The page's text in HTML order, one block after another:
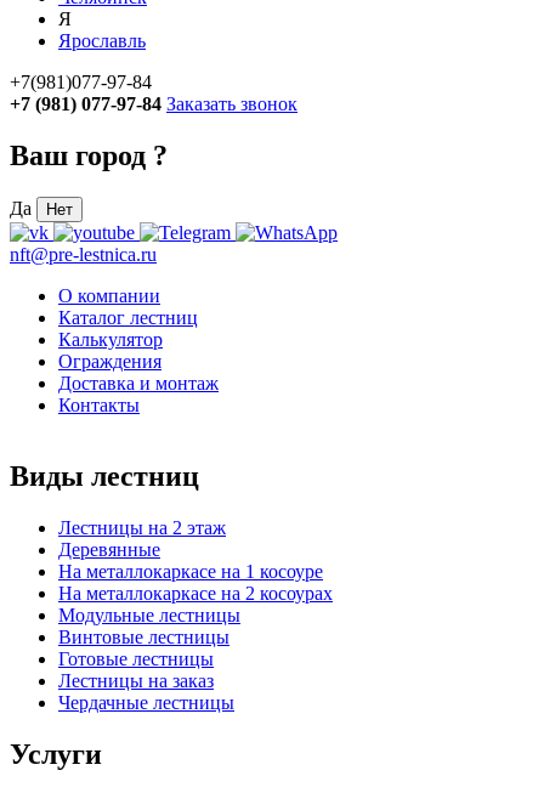
Я
Ярославль
+7(981)077-97-84
+7 (981) 077-97-84 Заказать звонок
Ваш город ?
Да Нет
nft@pre-lestnica.ru
О компании
Каталог лестниц
Калькулятор
Ограждения
Доставка и монтаж
Контакты
Виды лестниц
Лестницы на 2 этаж
Деревянные
На металлокаркасе на 1 косоуре
На металлокаркасе на 2 косоурах
Модульные лестницы
Винтовые лестницы
Готовые лестницы
Лестницы на заказ
Чердачные лестницы
Услуги